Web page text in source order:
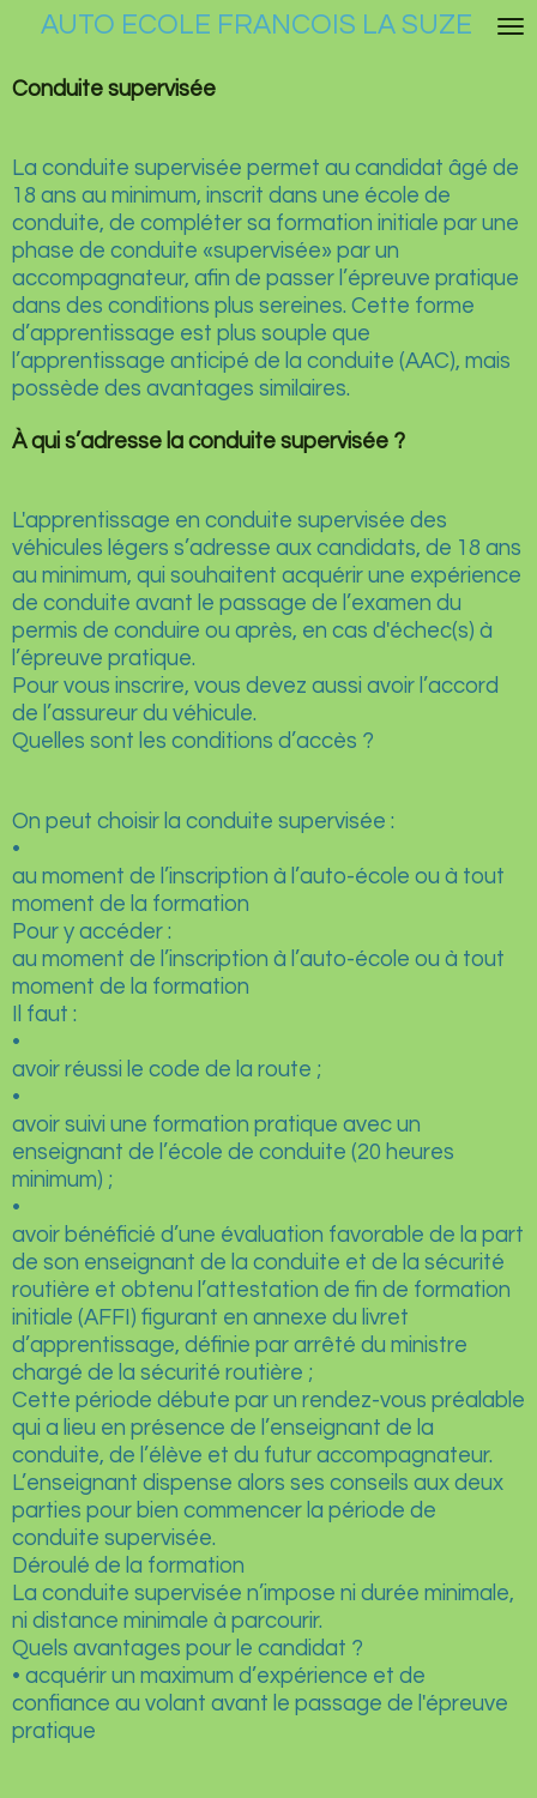
Passer
contenu
AUTO ECOLE FRANCOIS LA SUZE
Conduite supervisée
La conduite supervisée permet au candidat âgé de
18 ans au minimum, inscrit dans une école de
conduite, de compléter sa formation initiale par une
phase de conduite «supervisée» par un
accompagnateur, afin de passer l’épreuve pratique
dans des conditions plus sereines. Cette forme
d’apprentissage est plus souple que
l’apprentissage anticipé de la conduite (AAC), mais
possède des avantages similaires.
À qui s’adresse la conduite supervisée ?
L'apprentissage en conduite supervisée des
véhicules légers s’adresse aux candidats, de 18 ans
au minimum, qui souhaitent acquérir une expérience
de conduite avant le passage de l’examen du
permis de conduire ou après, en cas d'échec(s) à
l’épreuve pratique.
Pour vous inscrire, vous devez aussi avoir l’accord
de l’assureur du véhicule.
Quelles sont les conditions d’accès ?
On peut choisir la conduite supervisée :
•
au moment de l’inscription à l’auto-école ou à tout
moment de la formation
Pour y accéder :
au moment de l’inscription à l’auto-école ou à tout
moment de la formation
Il faut :
•
avoir réussi le code de la route ;
•
avoir suivi une formation pratique avec un
enseignant de l’école de conduite (20 heures
minimum) ;
•
avoir bénéficié d’une évaluation favorable de la part
de son enseignant de la conduite et de la sécurité
routière et obtenu l’attestation de fin de formation
initiale (AFFI) figurant en annexe du livret
d’apprentissage, définie par arrêté du ministre
chargé de la sécurité routière ;
Cette période débute par un rendez-vous préalable
qui a lieu en présence de l’enseignant de la
conduite, de l’élève et du futur accompagnateur.
L’enseignant dispense alors ses conseils aux deux
parties pour bien commencer la période de
conduite supervisée.
Déroulé de la formation
La conduite supervisée n’impose ni durée minimale,
ni distance minimale à parcourir.
Quels avantages pour le candidat ?
• acquérir un maximum d’expérience et de
confiance au volant avant le passage de l'épreuve
pratique